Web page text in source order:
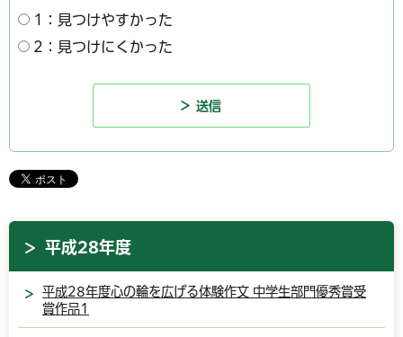
1：見つけやすかった
2：見つけにくかった
平成28年度
平成28年度心の輪を広げる体験作文 中学生部門優秀賞受
賞作品1